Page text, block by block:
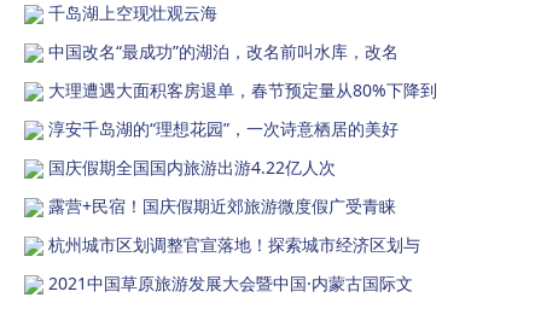
千岛湖上空现壮观云海
中国改名“最成功”的湖泊，改名前叫水库，改名
大理遭遇大面积客房退单，春节预定量从80%下降到
淳安千岛湖的“理想花园”，一次诗意栖居的美好
国庆假期全国国内旅游出游4.22亿人次
露营+民宿！国庆假期近郊旅游微度假广受青睐
杭州城市区划调整官宣落地！探索城市经济区划与
2021中国草原旅游发展大会暨中国·内蒙古国际文